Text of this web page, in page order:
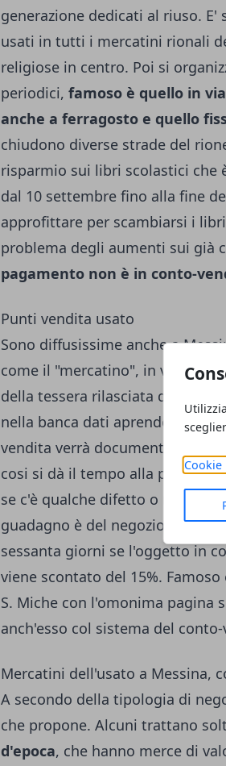
Cookie
generazione dedicati al riuso.
usati in tutti i mercatini rionali
religiose in centro. Poi si
periodici, famoso è quello in
anche a ferragosto e quello
chiudono diverse strade del
risparmio sui libri scolastici che
dal 10 settembre fino alla fine
approfittare per scambiarsi i
problema degli aumenti sui già
pagamento non è in conto-
Punti vendita usato
Sono diffusissime anche a
come il "mercatino", in via della
della tessera rilasciata dal
nella banca dati aprendo un
vendita verrà documentato.
cosi si dà il tempo alla persona
se c'è qualche difetto o non
guadagno è del negozio e il
sessanta giorni se l'oggetto in
viene scontato del 15%.
S. Miche con l'omonima pagina
anch'esso col sistema del
Mercatini dell'usato a Messina,
A secondo della tipologia di
che propone. Alcuni trattano
d'epoca, che hanno merce di